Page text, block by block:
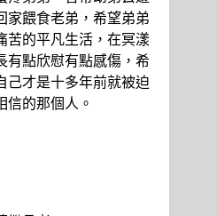
家餵食老弟，希望弟弟
苦的平凡生活，在冥漾
有點欣慰有點感傷，希
己才是十多年前就被迫
的那個人。